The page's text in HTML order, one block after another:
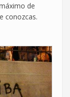
de
conozcas.